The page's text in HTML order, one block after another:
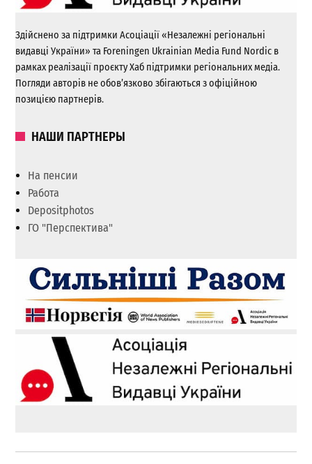
Здійснено за підтримки Асоціації «Незалежні регіональні
видавці України» та Foreningen Ukrainian Media Fund Nordic в
рамках реалізації проєкту Хаб підтримки регіональних медіа.
Погляди авторів не обов’язково збігаються з офіційною
позицією партнерів.
НАШИ ПАРТНЕРЫ
На пенсии
Работа
Depositphotos
ГО "Перспектива"